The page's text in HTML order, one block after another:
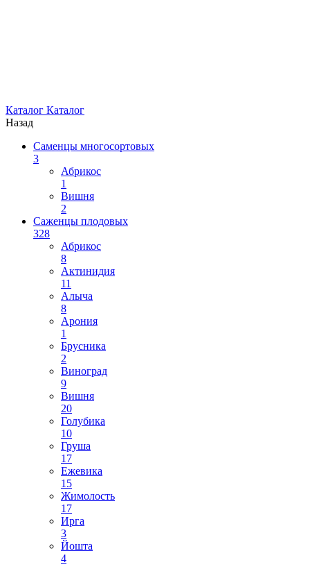
Каталог Каталог
Назад
Саменцы многосортовых
3
Абрикос
1
Вишня
2
Саженцы плодовых
328
Абрикос
8
Актинидия
11
Алыча
8
Арония
1
Брусника
2
Виноград
9
Вишня
20
Голубика
10
Груша
17
Ежевика
15
Жимолость
17
Ирга
3
Йошта
4